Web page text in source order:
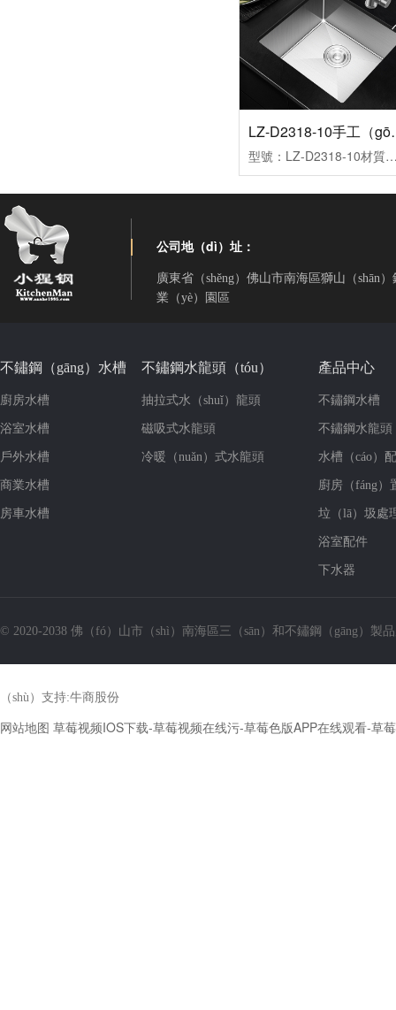
LZ-
型號：LZ-D2318-10材質：304#厚度：1.2mm表麵處理：砂光
公司地（dì）址：
廣東省（shěng）佛山市南海區獅山（shān
業（yè）園區
不鏽鋼（gāng）水槽
廚房水槽
浴室水槽
戶外水槽
商業水槽
房車水槽
不鏽鋼水龍頭（tóu）
抽拉式水（shuǐ）龍頭
磁吸式水龍頭
冷暖（nuǎn）式水龍頭
產品中心
不鏽鋼水槽
不鏽鋼水龍頭
水槽（cáo）
廚房（fáng）
垃（lā）圾處
浴室配件
下水器
© 2020-2038 佛（fó）山市（shì）南海區三（sān）和不鏽鋼（gāng）製
（shù）支持:牛商股份
网站地图 草莓视频IOS下载-草莓视频在线污-草莓色版APP在线观看-草